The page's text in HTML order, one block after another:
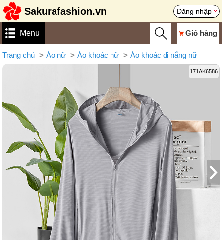
Sakurafashion.vn Đăng nhập
Menu Giỏ hàng
Trang chủ Áo nữ Áo khoác nữ Áo khoác đi nắng nữ
171AK6586